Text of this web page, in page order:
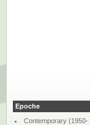
Epoche
Contemporary (1950-